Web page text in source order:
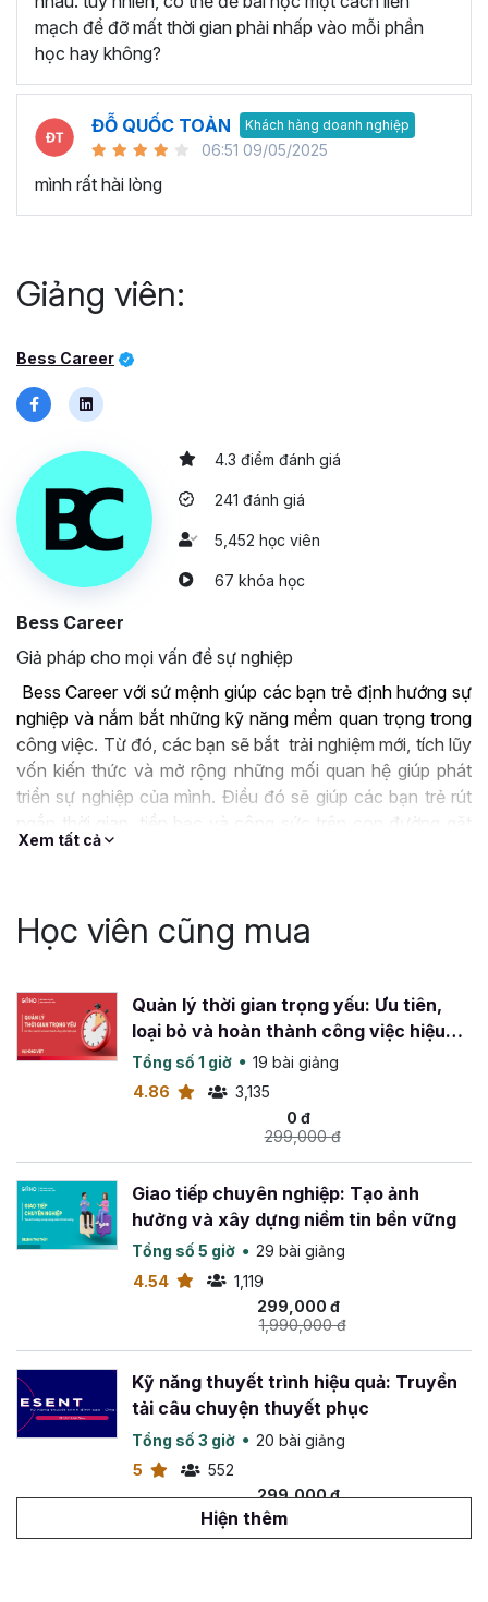
mạch để đỡ mất thời gian phải nhấp vào mỗi phần
học hay không?
ĐỖ QUỐC TOẢN Khách hàng doanh nghiệp
06:51 09/05/2025
mình rất hài lòng
Giảng viên:
Bess Career
4.3 điểm đánh giá
241 đánh giá
5,452 học viên
67 khóa học
Bess Career
Giả pháp cho mọi vấn đề sự nghiệp
Bess Career với sứ mệnh giúp các bạn trẻ định hướng sự
nghiệp và nắm bắt những kỹ năng mềm quan trọng trong
công việc. Từ đó, các bạn sẽ bắt trải nghiệm mới, tích lũy
vốn kiến thức và mở rộng những mối quan hệ giúp phát
triển sự nghiệp của mình. Điều đó sẽ giúp các bạn trẻ rút
ngắn thời gian, tiền bạc và công sức trên con đường gặt
hái thành công.
Xem tất cả
Học viên cũng mua
Quản lý thời gian trọng yếu: Ưu tiên,
loại bỏ và hoàn thành công việc hiệu
quả
Tổng số 1 giờ
19 bài giảng
4.86
3,135
0 đ
299,000 đ
Giao tiếp chuyên nghiệp: Tạo ảnh
hưởng và xây dựng niềm tin bền vững
Tổng số 5 giờ
29 bài giảng
4.54
1,119
299,000 đ
1,990,000 đ
Kỹ năng thuyết trình hiệu quả: Truyền
tải câu chuyện thuyết phục
Tổng số 3 giờ
20 bài giảng
5
552
299,000 đ
699,000 đ
Hiện thêm